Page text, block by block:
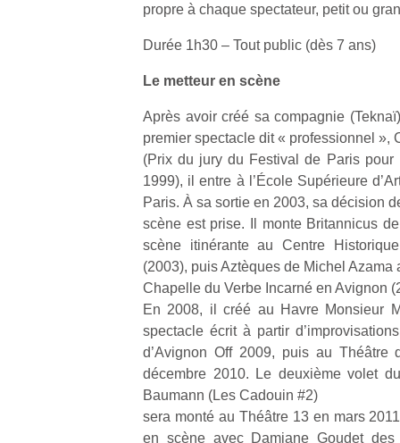
propre à chaque spectateur, petit ou
Durée 1h30 – Tout public (dès 7 ans)
Le metteur en scène
Après avoir créé sa compagnie
premier spectacle dit « professionnel »,
(Prix du jury du Festival de Paris pour
1999), il entre à l’École Supérieure
Paris. À sa sortie en 2003, sa décision
scène est prise. Il monte Britannicus
scène itinérante au Centre
(2003), puis Aztèques de Michel Azama
Chapelle du Verbe Incarné en Avignon
En 2008, il créé au Havre Monsieur
spectacle écrit à partir
d’Avignon Off 2009, puis au
décembre 2010. Le deuxième volet
Baumann (Les Cadouin #2)
sera monté au Théâtre 13 en mars
en scène avec Damiane Goudet
à
…